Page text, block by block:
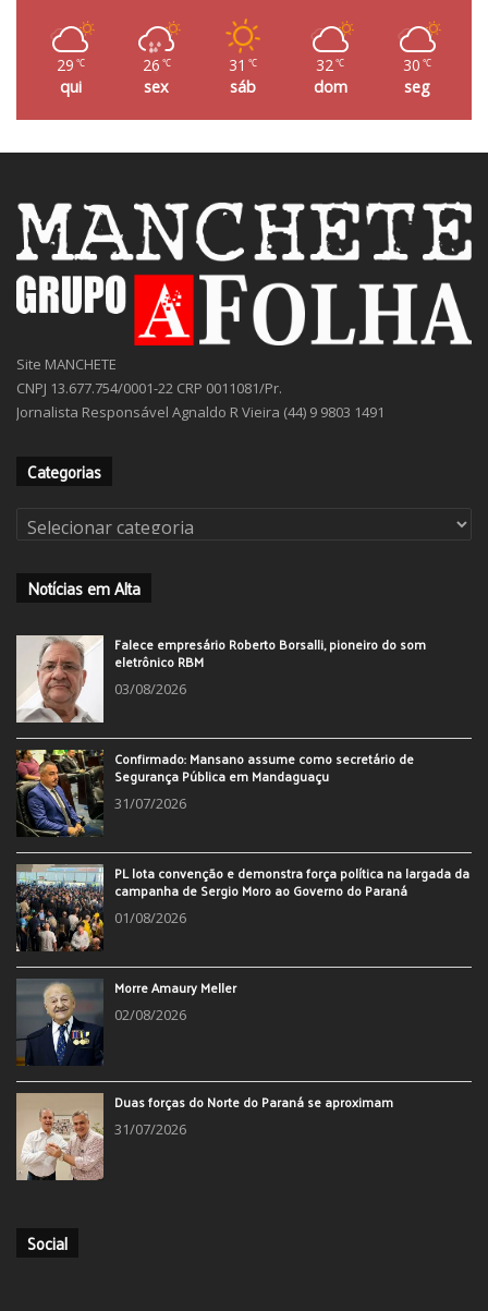
29 ℃
qui
26 ℃
sex
31 ℃
sáb
32 ℃
dom
30 ℃
seg
Site MANCHETE
CNPJ 13.677.754/0001-22 CRP 0011081/Pr.
Jornalista Responsável Agnaldo R Vieira (44) 9 9803 1491
Categorias
Categorias
Notícias em Alta
Falece empresário Roberto Borsalli, pioneiro do som
eletrônico RBM
03/08/2026
Confirmado: Mansano assume como secretário de
Segurança Pública em Mandaguaçu
31/07/2026
PL lota convenção e demonstra força política na largada da
campanha de Sergio Moro ao Governo do Paraná
01/08/2026
Morre Amaury Meller
02/08/2026
Duas forças do Norte do Paraná se aproximam
31/07/2026
Social